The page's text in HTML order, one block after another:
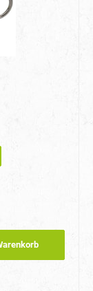
zurzeit nicht verfügbar.)